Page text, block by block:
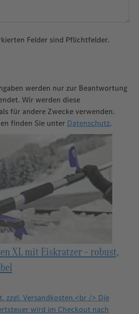
Felder sind Pflichtfelder.
werden nur zur Beantwortung
Wir werden diese
für andere Zwecke verwenden.
finden Sie unter Datenschutz.
XL mit Eiskratzer – robust,
zzgl. Versandkosten.<br /> Die
wird im Checkout nach